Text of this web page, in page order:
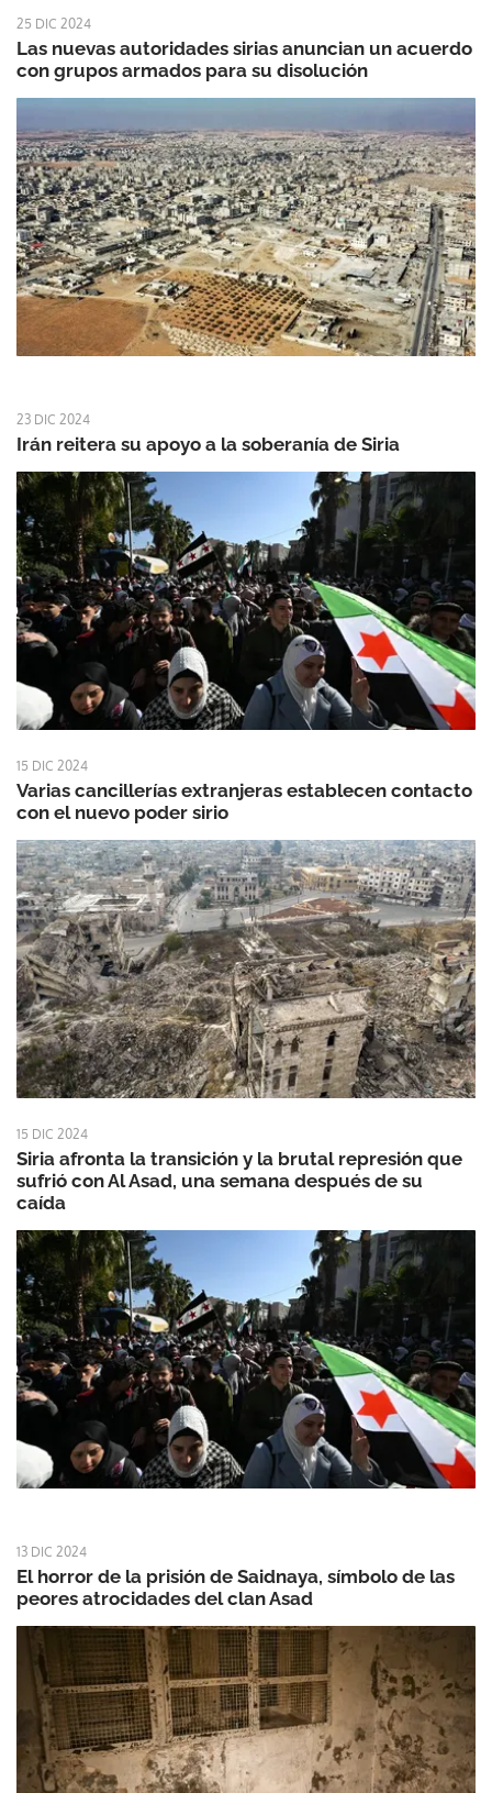
25 DIC 2024
Las nuevas autoridades sirias anuncian un acuerdo
con grupos armados para su disolución
23 DIC 2024
Irán reitera su apoyo a la soberanía de Siria
15 DIC 2024
Varias cancillerías extranjeras establecen contacto
con el nuevo poder sirio
15 DIC 2024
Siria afronta la transición y la brutal represión que
sufrió con Al Asad, una semana después de su
caída
13 DIC 2024
El horror de la prisión de Saidnaya, símbolo de las
peores atrocidades del clan Asad